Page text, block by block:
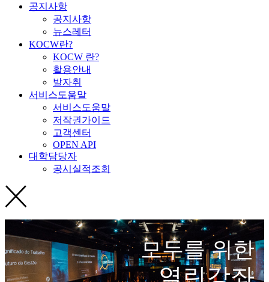
공지사항
공지사항
뉴스레터
KOCW란?
KOCW 란?
활용안내
발자취
서비스도움말
서비스도움말
저작권가이드
고객센터
OPEN API
대학담당자
공시실적조회
모두를 위한